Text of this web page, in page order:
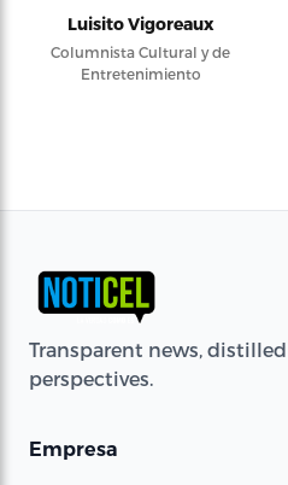
Luisito Vigoreaux
Columnista Cultural y de
Entretenimiento
Transparent news,
perspectives.
Empresa